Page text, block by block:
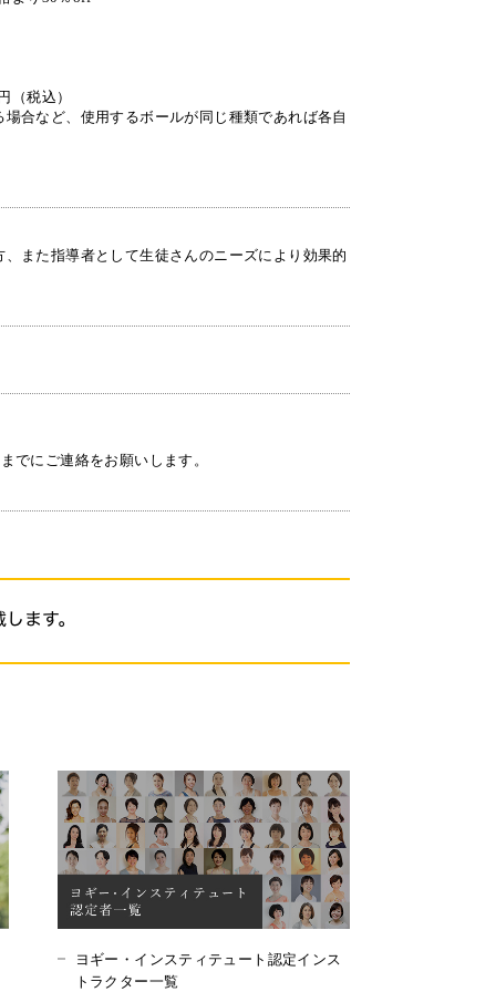
（税込）
合など、使用するボールが同じ種類であれば各自
また指導者として生徒さんのニーズにより効果的
でにご連絡をお願いします。
ヨギー・インスティテュート認定インス
トラクター一覧